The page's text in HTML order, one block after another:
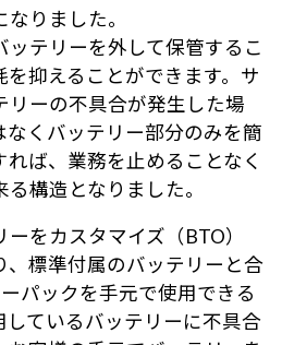
りました。
テリーを外して保管するこ
を抑えることができます。サ
リーの不具合が発生した場
なくバッテリー部分のみを簡
ば、業務を止めることなく
構造となりました。
をカスタマイズ（BTO）
、標準付属のバッテリーと合
パックを手元で使用できる
しているバッテリーに不具合